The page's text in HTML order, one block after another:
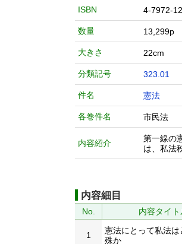
ISBN 4-7972-
数量 13,299p
大きさ 22cm
分類記号 323.01
件名 憲法
各巻件名 市民法
内容紹介
第一線の
は、私法
内容細目
No. 内容タイト
1
憲法にとって私法は
殊か